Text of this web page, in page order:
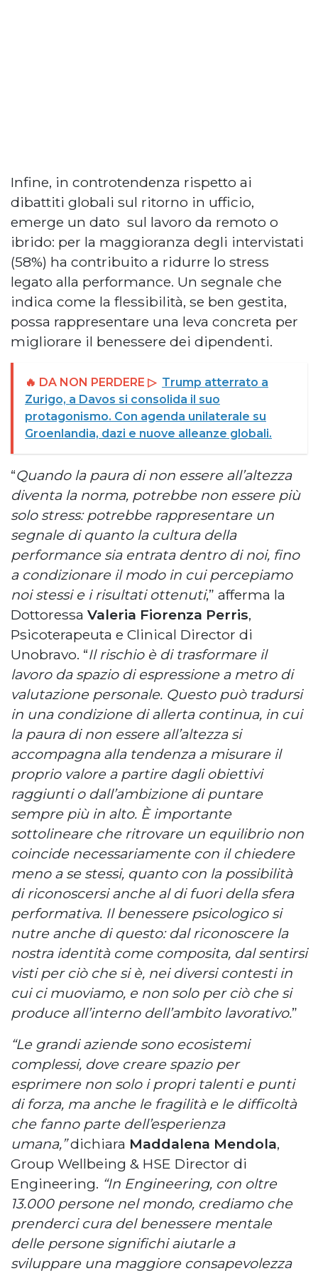
Infine, in controtendenza rispetto ai
dibattiti globali sul ritorno in ufficio,
emerge un dato sul lavoro da remoto o
ibrido: per la maggioranza degli intervistati
(58%) ha contribuito a ridurre lo stress
legato alla performance. Un segnale che
indica come la flessibilità, se ben gestita,
possa rappresentare una leva concreta per
migliorare il benessere dei dipendenti.
🔥 DA NON PERDERE ▷ Trump atterrato a
Zurigo, a Davos si consolida il suo
protagonismo. Con agenda unilaterale su
Groenlandia, dazi e nuove alleanze globali.
“Quando la paura di non essere all’altezza
diventa la norma, potrebbe non essere più
solo stress: potrebbe rappresentare un
segnale di quanto la cultura della
performance sia entrata dentro di noi, fino
a condizionare il modo in cui percepiamo
noi stessi e i risultati ottenuti,” afferma la
Dottoressa Valeria Fiorenza Perris,
Psicoterapeuta e Clinical Director di
Unobravo. “Il rischio è di trasformare il
lavoro da spazio di espressione a metro di
valutazione personale. Questo può tradursi
in una condizione di allerta continua, in cui
la paura di non essere all’altezza si
accompagna alla tendenza a misurare il
proprio valore a partire dagli obiettivi
raggiunti o dall’ambizione di puntare
sempre più in alto. È importante
sottolineare che ritrovare un equilibrio non
coincide necessariamente con il chiedere
meno a se stessi, quanto con la possibilità
di riconoscersi anche al di fuori della sfera
performativa. Il benessere psicologico si
nutre anche di questo: dal riconoscere la
nostra identità come composita, dal sentirsi
visti per ciò che si è, nei diversi contesti in
cui ci muoviamo, e non solo per ciò che si
produce all’interno dell’ambito lavorativo.”
“Le grandi aziende sono ecosistemi
complessi, dove creare spazio per
esprimere non solo i propri talenti e punti
di forza, ma anche le fragilità e le difficoltà
che fanno parte dell’esperienza
umana,”dichiara Maddalena Mendola,
Group Wellbeing & HSE Director di
Engineering. “In Engineering, con oltre
13.000 persone nel mondo, crediamo che
prenderci cura del benessere mentale
delle persone significhi aiutarle a
sviluppare una maggiore consapevolezza